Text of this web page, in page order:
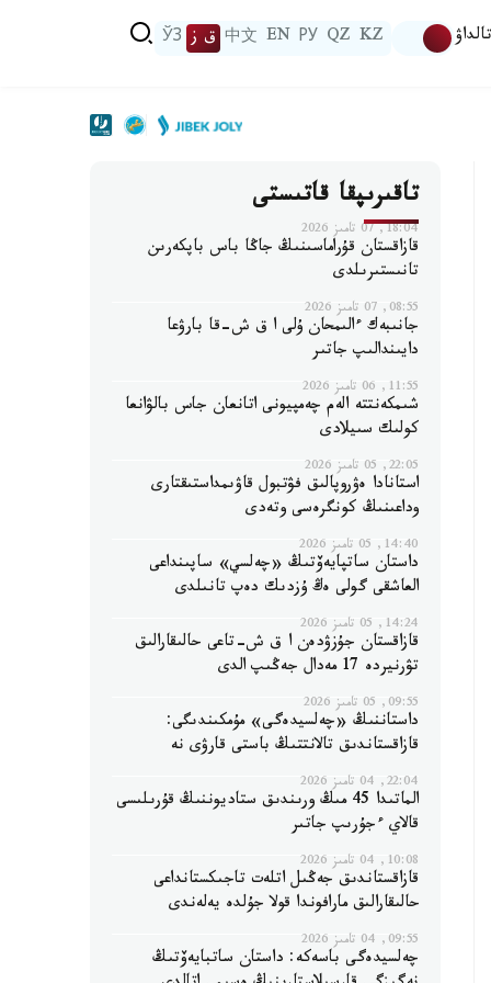
تالداۋ KZ
QZ
РУ
EN
中文 ق ز ЎЗ
تاقىرىپقا قاتىستى
18:04, 07 تامىز 2026
قازاقستان قۇراماسىنىڭ جاڭا باس باپكەرىن
تانىستىرىلدى
08:55, 07 تامىز 2026
جانىبەك ءالىمحان ۇلى ا ق ش-قا بارۋعا
دايىندالىپ جاتىر
11:55, 06 تامىز 2026
شىمكەنتتە الەم چەمپيونى اتانعان جاس بالۋانعا
كولىك سىيلادى
22:05, 05 تامىز 2026
استانادا ەۋروپالىق فۋتبول قاۋىمداستىقتارى
وداعىنىڭ كونگرەسى وتەدى
14:40, 05 تامىز 2026
داستان ساتپايەۆتىڭ «چەلسي» ساپىنداعى
العاشقى گولى ەڭ ۇزدىك دەپ تانىلدى
14:24, 05 تامىز 2026
قازاقستان جۇزۋدەن ا ق ش-تاعى حالىقارالىق
تۋرنيردە 17 مەدال جەڭىپ الدى
09:55, 05 تامىز 2026
داستاننىڭ «چەلسيدەگى» مۇمكىندىگى:
قازاقستاندىق تالانتتىڭ باستى قارۋى نە
22:04, 04 تامىز 2026
الماتىدا 45 مىڭ ورىندىق ستاديوننىڭ قۇرىلىسى
قالاي ءجۇرىپ جاتىر
10:08, 04 تامىز 2026
قازاقستاندىق جەڭىل اتلەت تاجىكستانداعى
حالىقارالىق مارافوندا قولا جۇلدە يەلەندى
09:55, 04 تامىز 2026
چەلسيدەگى باسەكە: داستان ساتبايەۆتىڭ